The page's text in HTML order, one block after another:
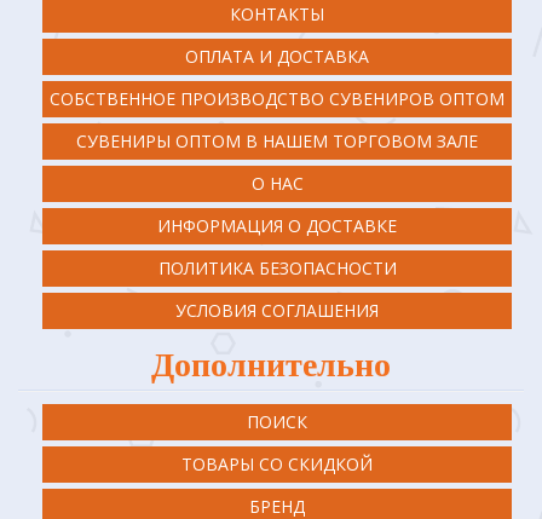
КОНТАКТЫ
ОПЛАТА И ДОСТАВКА
СОБСТВЕННОЕ ПРОИЗВОДСТВО СУВЕНИРОВ ОПТОМ
СУВЕНИРЫ ОПТОМ В НАШЕМ ТОРГОВОМ ЗАЛЕ
О НАС
ИНФОРМАЦИЯ О ДОСТАВКЕ
ПОЛИТИКА БЕЗОПАСНОСТИ
УСЛОВИЯ СОГЛАШЕНИЯ
Дополнительно
ПОИСК
ТОВАРЫ СО СКИДКОЙ
БРЕНД